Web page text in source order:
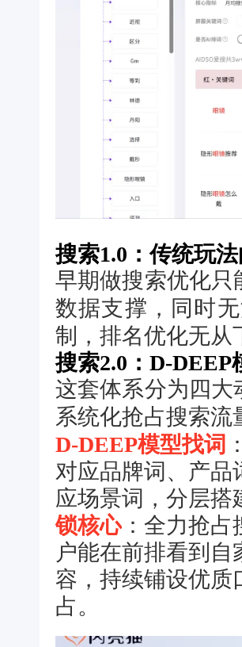
搜索1.0：传统玩
早期做搜索优化只
数据支撑，同时
制，排名优化无从
搜索2.0：D-
这套体系分为四大
系统化抢占搜索流
D-DEEP模型找词
对应品牌词、产品
应场景词，分层搭
锁核心 ：全力抢
户能在前排看到
容，持续铺设优质
占。